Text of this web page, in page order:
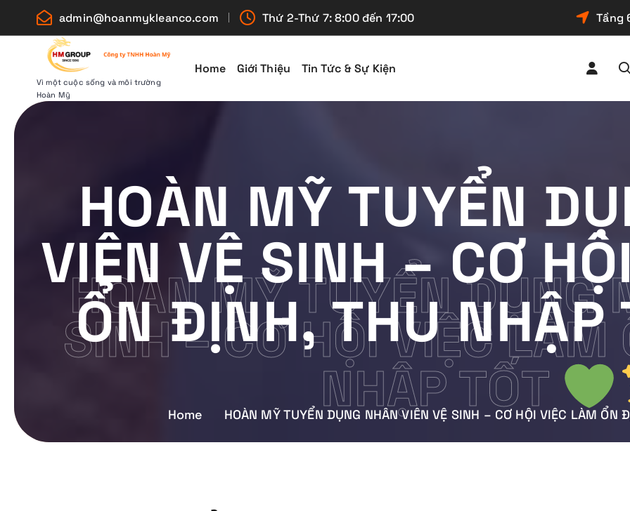
admin@hoanmykleanco.com Thứ 2-Thứ 7: 8:00 đến 17:00 Tầng
Vì một cuộc sống và môi trường
Hoàn Mỹ
Home Giới Thiệu Tin Tức & Sự Kiện
HOÀN MỸ TUYỂN DỤNG
SINH – CƠ HỘI VIỆC
NHẬP TỐT
HOÀN MỸ TUYỂN
VIÊN VỆ SINH – CƠ
ỔN ĐỊNH, THU
Home HOÀN MỸ TUYỂN DỤNG NHÂN VIÊN VỆ SINH – CƠ HỘI VIỆC LÀM ỔN